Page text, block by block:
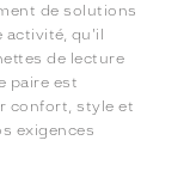
de solutions
activité, qu'il
de lecture
paire est
confort, style et
exigences